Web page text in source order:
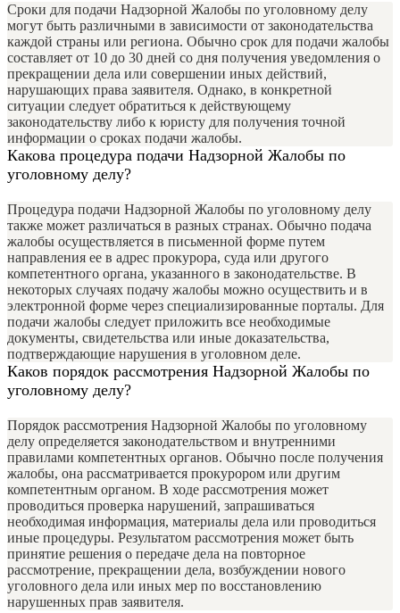
Сроки для подачи Надзорной Жалобы по уголовному делу
могут быть различными в зависимости от законодательства
каждой страны или региона. Обычно срок для подачи жалобы
составляет от 10 до 30 дней со дня получения уведомления о
прекращении дела или совершении иных действий,
нарушающих права заявителя. Однако, в конкретной
ситуации следует обратиться к действующему
законодательству либо к юристу для получения точной
информации о сроках подачи жалобы.
Какова процедура подачи Надзорной Жалобы по
уголовному делу?
Процедура подачи Надзорной Жалобы по уголовному делу
также может различаться в разных странах. Обычно подача
жалобы осуществляется в письменной форме путем
направления ее в адрес прокурора, суда или другого
компетентного органа, указанного в законодательстве. В
некоторых случаях подачу жалобы можно осуществить и в
электронной форме через специализированные порталы. Для
подачи жалобы следует приложить все необходимые
документы, свидетельства или иные доказательства,
подтверждающие нарушения в уголовном деле.
Каков порядок рассмотрения Надзорной Жалобы по
уголовному делу?
Порядок рассмотрения Надзорной Жалобы по уголовному
делу определяется законодательством и внутренними
правилами компетентных органов. Обычно после получения
жалобы, она рассматривается прокурором или другим
компетентным органом. В ходе рассмотрения может
проводиться проверка нарушений, запрашиваться
необходимая информация, материалы дела или проводиться
иные процедуры. Результатом рассмотрения может быть
принятие решения о передаче дела на повторное
рассмотрение, прекращении дела, возбуждении нового
уголовного дела или иных мер по восстановлению
нарушенных прав заявителя.